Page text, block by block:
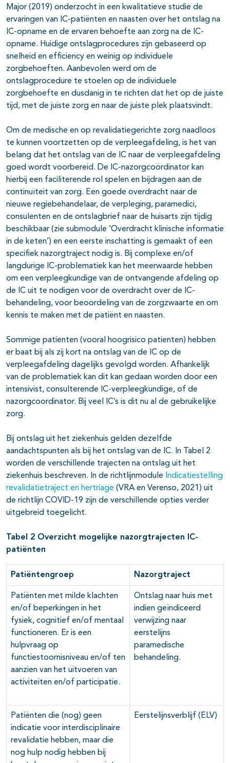
Major (2019) onderzocht in een kwalitatieve studie de
ervaringen van IC-patiënten en naasten over het ontslag na
IC-opname en de ervaren behoefte aan zorg na de IC-
opname. Huidige ontslagprocedures zijn gebaseerd op
snelheid en efficiency en weinig op individuele
zorgbehoeften. Aanbevolen werd om de
ontslagprocedure te stoelen op de individuele
zorgbehoefte en dusdanig in te richten dat het op de juiste
tijd, met de juiste zorg en naar de juiste plek plaatsvindt.
Om de medische en op revalidatiegerichte zorg naadloos
te kunnen voortzetten op de verpleegafdeling, is het van
belang dat het ontslag van de IC naar de verpleegafdeling
goed wordt voorbereid. De IC-nazorgcoördinator kan
hierbij een faciliterende rol spelen en bijdragen aan de
continuïteit van zorg. Een goede overdracht naar de
nieuwe regiebehandelaar, de verpleging, paramedici,
consulenten en de ontslagbrief naar de huisarts zijn tijdig
beschikbaar (zie submodule ‘Overdracht klinische informatie
in de keten’) en een eerste inschatting is gemaakt of een
specifiek nazorgtraject nodig is. Bij complexe en/of
langdurige IC-problematiek kan het meerwaarde hebben
om een verpleegkundige van de ontvangende afdeling op
de IC uit te nodigen voor de overdracht over de IC-
behandeling, voor beoordeling van de zorgzwaarte en om
kennis te maken met de patiënt en naasten.
Sommige patienten (vooral hoogrisico patienten) hebben
er baat bij als zij kort na ontslag van de IC op de
verpleegafdeling dagelijks gevolgd worden. Afhankelijk
van de problematiek kan dit kan gedaan worden door een
intensivist, consulterende IC-verpleegkundige, of de
nazorgcoordinator. Bij veel IC’s is dit nu al de gebruikelijke
zorg.
Bij ontslag uit het ziekenhuis gelden dezelfde
aandachtspunten als bij het ontslag van de IC. In Tabel 2
worden de verschillende trajecten na ontslag uit het
ziekenhuis beschreven. In de richtlijnmodule Indicatiestelling
revalidatietraject en hertriage (VRA en Verenso, 2021) uit
de richtlijn COVID-19 zijn de verschillende opties verder
uitgebreid toegelicht.
Tabel 2 Overzicht mogelijke nazorgtrajecten IC-
patiënten
Patiëntengroep Nazorgtraject
Patiënten met milde klachten
en/of beperkingen in het
fysiek, cognitief en/of mentaal
functioneren. Er is een
hulpvraag op
functiestoornisniveau en/of ten
aanzien van het uitvoeren van
activiteiten en/of participatie.
Ontslag naar huis met
indien geïndiceerd
verwijzing naar
eerstelijns
paramedische
behandeling.
Patiënten die (nog) geen
indicatie voor interdisciplinaire
revalidatie hebben, maar die
nog hulp nodig hebben bij
Eerstelijnsverblijf (ELV)